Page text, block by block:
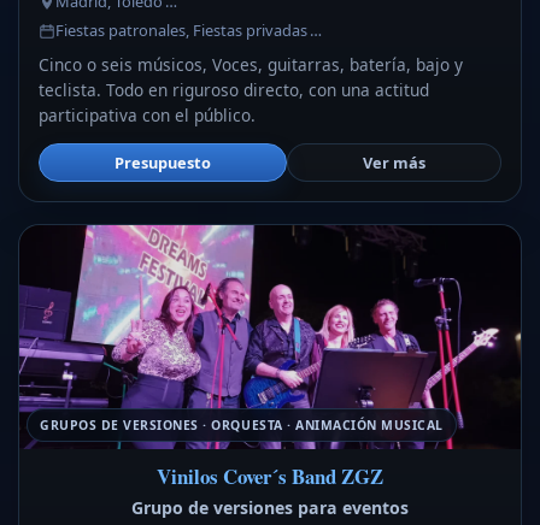
Fiestas patronales, Fiestas privadas …
Cinco o seis músicos, Voces, guitarras, batería, bajo y
teclista. Todo en riguroso directo, con una actitud
participativa con el público.
Presupuesto Ver más
GRUPOS DE VERSIONES · ORQUESTA · ANIMACIÓN MUSICAL
Vinilos Cover´s Band ZGZ
Grupo de versiones para eventos